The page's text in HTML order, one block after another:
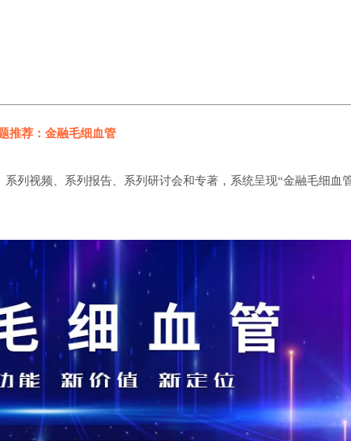
推荐：金融毛细血管
列视频、系列报告、系列研讨会和专著，系统呈现“金融毛细血